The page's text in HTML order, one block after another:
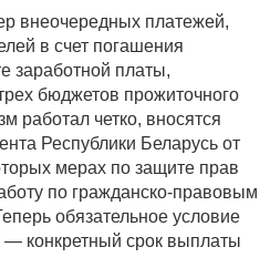
внеочередных платежей,
в счет погашения
заработной платы,
бюджетов прожиточного
работал четко, вносятся
Республики Беларусь от
мерах по защите прав
по гражданско-правовым
обязательное условие
— конкретный срок выплаты